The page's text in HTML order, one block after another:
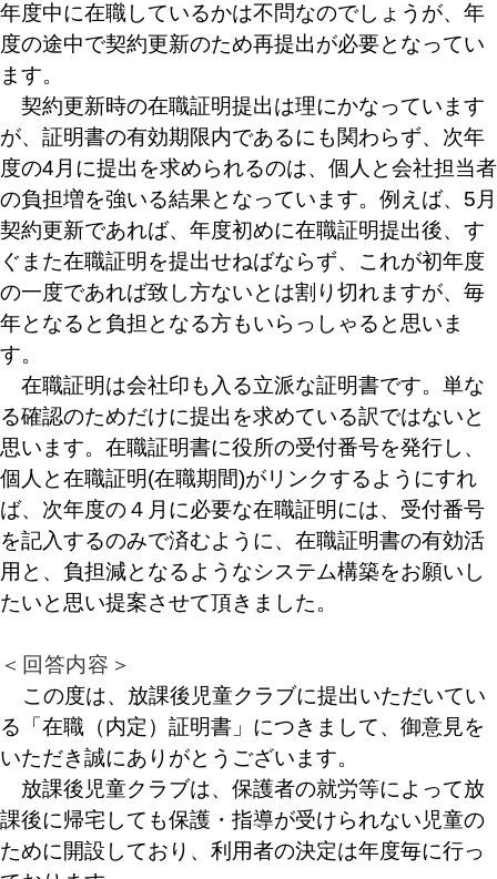
年度中に在職しているかは不問なのでしょうが、年
度の途中で契約更新のため再提出が必要となってい
ます。
契約更新時の在職証明提出は理にかなっています
が、証明書の有効期限内であるにも関わらず、次年
度の4月に提出を求められるのは、個人と会社担当者
の負担増を強いる結果となっています。例えば、5月
契約更新であれば、年度初めに在職証明提出後、す
ぐまた在職証明を提出せねばならず、これが初年度
の一度であれば致し方ないとは割り切れますが、毎
年となると負担となる方もいらっしゃると思いま
す。
在職証明は会社印も入る立派な証明書です。単な
る確認のためだけに提出を求めている訳ではないと
思います。在職証明書に役所の受付番号を発行し、
個人と在職証明(在職期間)がリンクするようにすれ
ば、次年度の４月に必要な在職証明には、受付番号
を記入するのみで済むように、在職証明書の有効活
用と、負担減となるようなシステム構築をお願いし
たいと思い提案させて頂きました。
＜回答内容＞
この度は、放課後児童クラブに提出いただいてい
る「在職（内定）証明書」につきまして、御意見を
いただき誠にありがとうございます。
放課後児童クラブは、保護者の就労等によって放
課後に帰宅しても保護・指導が受けられない児童の
ために開設しており、利用者の決定は年度毎に行っ